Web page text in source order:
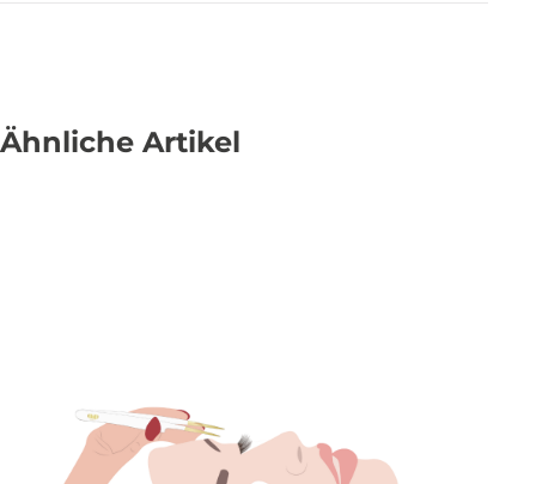
Ähnliche Artikel